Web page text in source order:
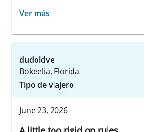
Ver más
dudoldve
Bokeelia, Florida
Tipo de viajero
June 23, 2026